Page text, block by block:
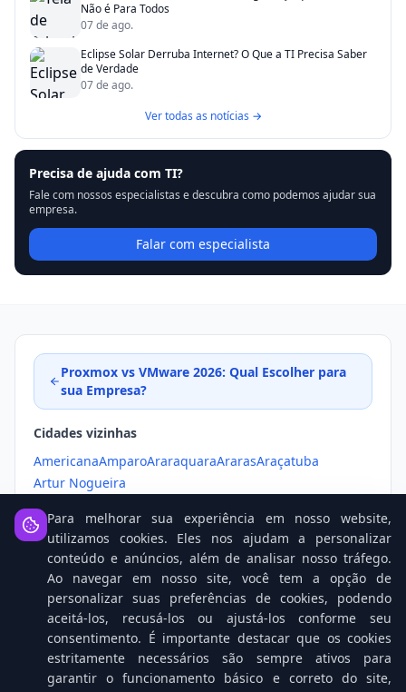
Não é Para Todos
07 de ago.
Eclipse Solar Derruba Internet? O Que a TI Precisa Saber
de Verdade
07 de ago.
Ver todas as notícias →
Precisa de ajuda com TI?
Fale com nossos especialistas e descubra como podemos ajudar sua
empresa.
Falar com especialista
Proxmox vs VMware 2026: Qual Escolher para
sua Empresa?
Cidades vizinhas
AmericanaAmparoAraraquaraArarasAraçatuba
Artur Nogueira
Notícias Relacionadas
Para melhorar sua experiência em nosso website,
utilizamos cookies. Eles nos ajudam a personalizar
conteúdo e anúncios, além de analisar nosso tráfego.
Ao navegar em nosso site, você tem a opção de
personalizar suas preferências de cookies, podendo
aceitá-los, recusá-los ou ajustá-los conforme seu
consentimento. É importante destacar que os cookies
estritamente necessários são sempre ativos para
garantir o funcionamento básico e correto do site,